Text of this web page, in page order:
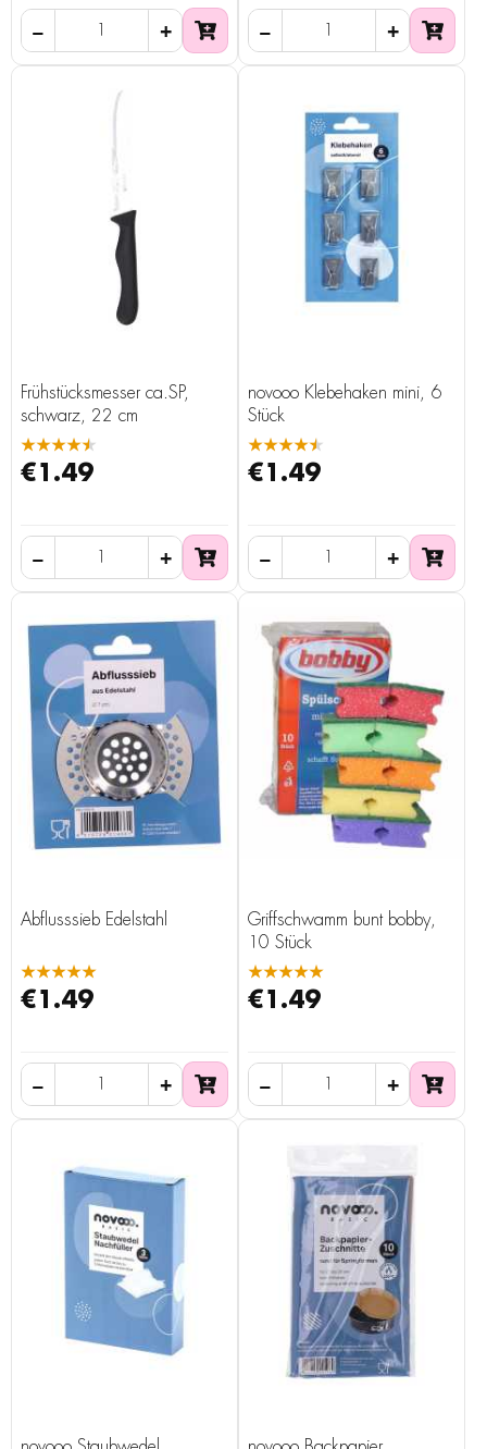
Frühstücksmesser ca.SP,
schwarz, 22 cm
★★★★★
€1.49
novooo Klebehaken mini, 6
Stück
★★★★★
€1.49
Abflusssieb Edelstahl
★★★★★
€1.49
Griffschwamm bunt bobby,
10 Stück
★★★★★
€1.49